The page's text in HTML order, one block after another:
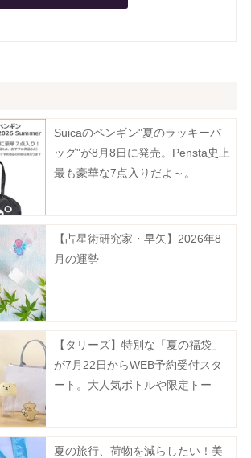
Suicaのペンギン"夏のラッキーバ
ッグ"が8月8日に発売。Pensta史上
最も豪華な7点入りだよ～。
【占星術研究家・早矢】2026年8
月の運勢
【タリーズ】特別な「夏の福袋」
が7月22日からWEB予約受付スタ
ート。大人気ボトルや限定トー
夏の旅行、荷物を減らしたい！美